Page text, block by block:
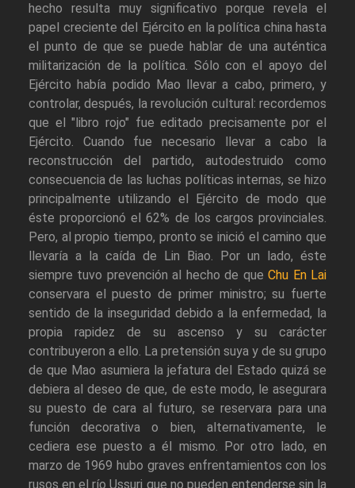
hecho resulta muy significativo porque revela el
papel creciente del Ejército en la política china hasta
el punto de que se puede hablar de una auténtica
militarización de la política. Sólo con el apoyo del
Ejército había podido Mao llevar a cabo, primero, y
controlar, después, la revolución cultural: recordemos
que el "libro rojo" fue editado precisamente por el
Ejército. Cuando fue necesario llevar a cabo la
reconstrucción del partido, autodestruido como
consecuencia de las luchas políticas internas, se hizo
principalmente utilizando el Ejército de modo que
éste proporcionó el 62% de los cargos provinciales.
Pero, al propio tiempo, pronto se inició el camino que
llevaría a la caída de Lin Biao. Por un lado, éste
siempre tuvo prevención al hecho de queChu En Lai
conservara el puesto de primer ministro; su fuerte
sentido de la inseguridad debido a la enfermedad, la
propia rapidez de su ascenso y su carácter
contribuyeron a ello. La pretensión suya y de su grupo
de que Mao asumiera la jefatura del Estado quizá se
debiera al deseo de que, de este modo, le asegurara
su puesto de cara al futuro, se reservara para una
función decorativa o bien, alternativamente, le
cediera ese puesto a él mismo. Por otro lado, en
marzo de 1969 hubo graves enfrentamientos con los
rusos en el río Ussuri que no pueden entenderse sin la